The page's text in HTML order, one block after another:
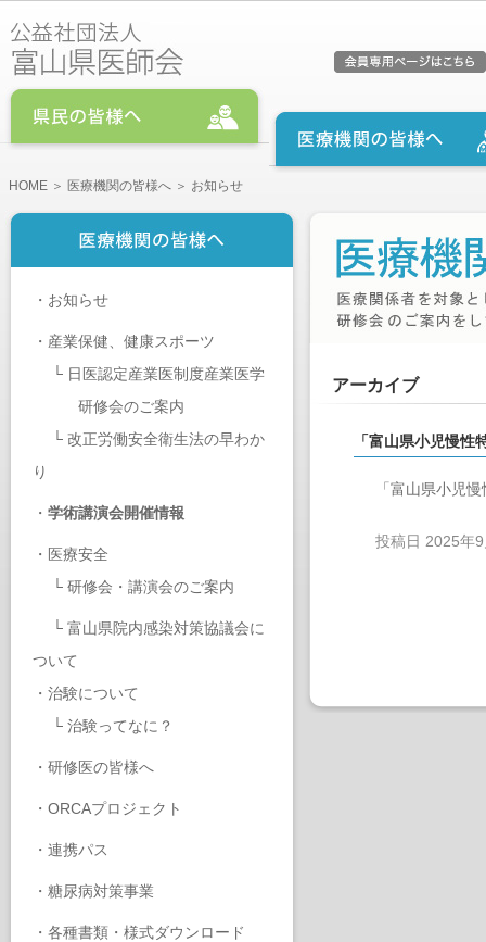
HOME ＞ 医療機関の皆様へ ＞ お知らせ
・ お知らせ
・ 産業保健、健康スポーツ
└ 日医認定産業医制度産業医学
研修会のご案内
└ 改正労働安全衛生法の早わか
り
・ 学術講演会開催情報
・ 医療安全
└ 研修会・講演会のご案内
└ 富山県院内感染対策協議会に
ついて
・ 治験について
└ 治験ってなに？
・ 研修医の皆様へ
・ ORCAプロジェクト
・ 連携パス
・ 糖尿病対策事業
・ 各種書類・様式ダウンロード
アーカイブ
「富山県小児慢
「富山県小児
投稿日 2025年